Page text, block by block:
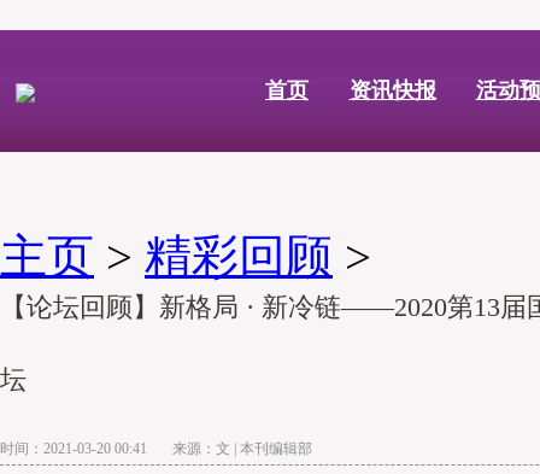
首页 资讯快报 活动
主页 > 精彩回顾 >
【论坛回顾】新格局 · 新冷链——2020第13届
坛
时间：2021-03-20 00:41 来源：文 | 本刊编辑部